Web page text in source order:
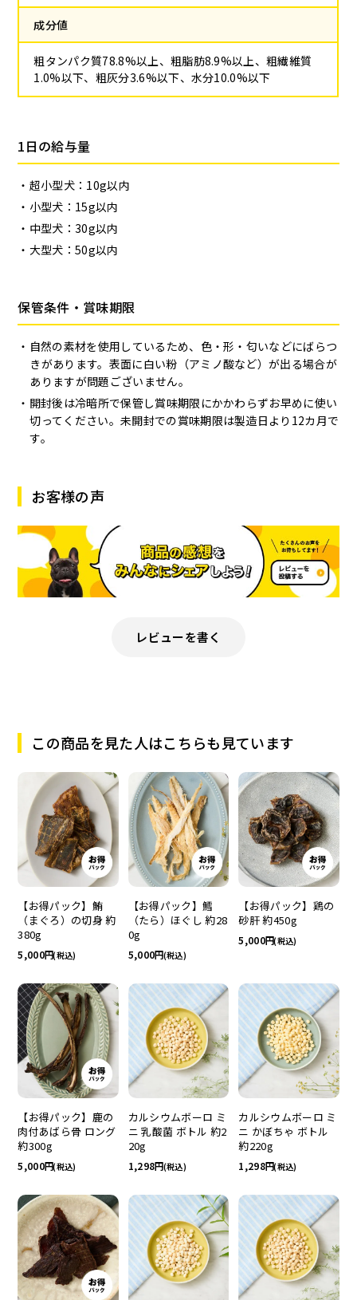
成分値
粗タンパク質78.8%以上、粗脂肪8.9%以上、粗繊維質
1.0%以下、粗灰分3.6%以下、水分10.0%以下
1日の給与量
超小型犬：10g以内
小型犬：15g以内
中型犬：30g以内
大型犬：50g以内
保管条件・賞味期限
自然の素材を使用しているため、色・形・匂いなどにばらつ
きがあります。表面に白い粉（アミノ酸など）が出る場合が
ありますが問題ございません。
開封後は冷暗所で保管し賞味期限にかかわらずお早めに使い
切ってください。未開封での賞味期限は製造日より12カ月で
す。
お客様の声
レビューを書く
この商品を見た人はこちらも見ています
【お得パック】鮪
（まぐろ）の切身 約
380g
5,000 (税込)
【お得パック】鱈
（たら）ほぐし 約28
0g
5,000 (税込)
【お得パック】鶏の
砂肝 約450g
5,000 (税込)
【お得パック】鹿の
肉付あばら骨 ロング
約300g
5,000 (税込)
カルシウムボーロ ミ
ニ 乳酸菌 ボトル 約2
20g
1,298 (税込)
カルシウムボーロ ミ
ニ かぼちゃ ボトル
約220g
1,298 (税込)